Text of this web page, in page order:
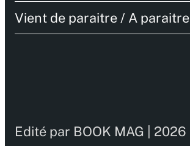
Vient de paraitre / A paraitre
Edité par BOOK MAG | 2026